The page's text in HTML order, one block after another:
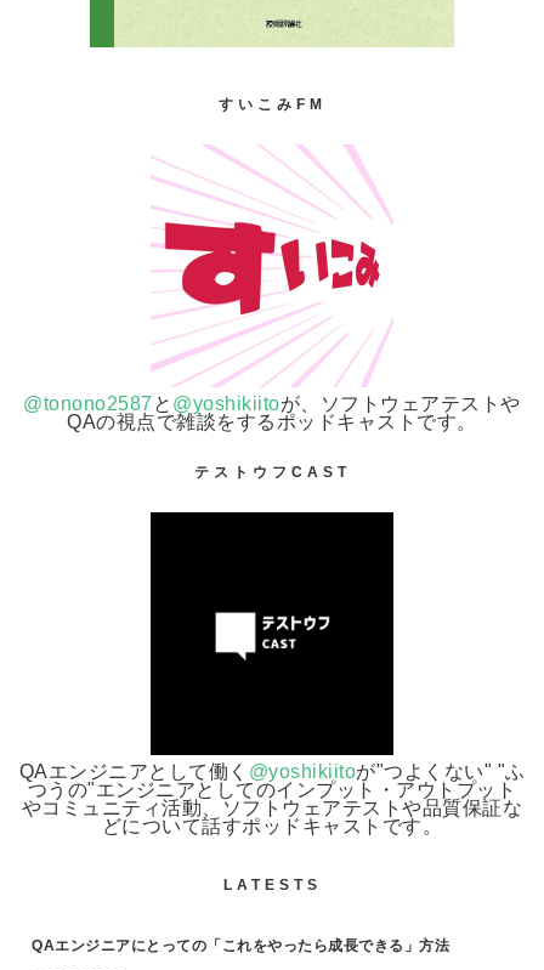
すいこみFM
@tonono2587 と @yoshikiitoが、ソフトウェアテストや
QAの視点で雑談をするポッドキャストです。
テストウフCAST
QAエンジニアとして働く @yoshikiitoが"つよくない" "ふ
つうの"エンジニアとしてのインプット・アウトプット
やコミュニティ活動、ソフトウェアテストや品質保証な
どについて話すポッドキャストです。
LATESTS
QAエンジニアにとっての「これをやったら成長できる」方法